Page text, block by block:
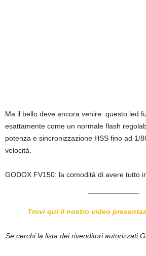
Ma il bello deve ancora venire: questo led
esattamente come un normale flash
potenza e sincronizzazione HSS fino ad 1/
velocità.
GODOX FV150: la comodità di avere tutto
Trovi qui il nostro video
Se cerchi la lista dei rivenditori autorizzati